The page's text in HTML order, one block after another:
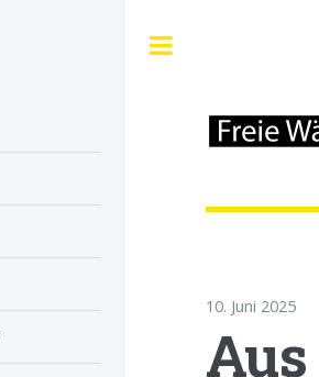
10. Juni 2025
Toggle